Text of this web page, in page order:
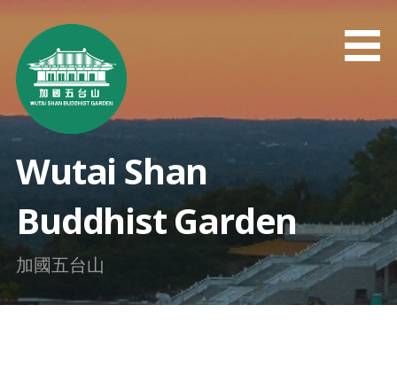
content
Wutai Shan
Buddhist Garden
加國五台山